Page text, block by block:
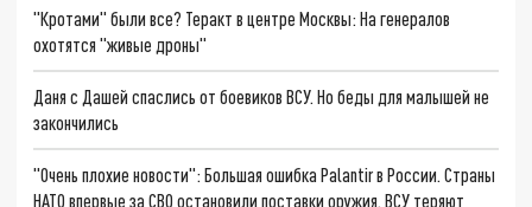
"Кротами" были все? Теракт в центре Москвы: На генералов
охотятся "живые дроны"
Даня с Дашей спаслись от боевиков ВСУ. Но беды для малышей не
закончились
"Очень плохие новости": Большая ошибка Palantir в России. Страны
НАТО впервые за СВО остановили поставки оружия. ВСУ теряют